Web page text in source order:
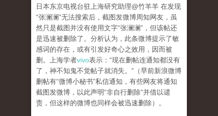
日本东京电视台驻上海研究助理@竹羊羊 在发现
“张澜澜”无法搜索后，截图发微博周知网友，虽
然只是截图并没有使用文字“张澜澜”，但该帖还
是迅速被删除了。分析认为，此条微博提示了敏
感词的存在，或有引发好奇心之效用，因而被
删。上海学者vivo表示：“现在删帖连通知都没有
了，神不知鬼不觉帖子就消失。”（早前新浪微博
删帖有“微博小秘书”私信通知，有些网友将通知
截图发微博，以此声明“非自行删除”并借以谴
责，但这样的微博也同样会被迅速删除）。